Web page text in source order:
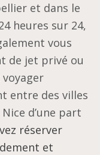
et dans le
heures sur 24,
vous
de jet privé ou
entre des villes
d’une part
réserver
et